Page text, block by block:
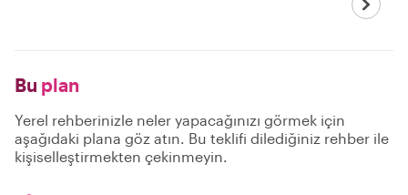
Bu plan
Yerel rehberinizle neler yapacağınızı görmek için
aşağıdaki plana göz atın. Bu teklifi dilediğiniz rehber ile
kişiselleştirmekten çekinmeyin.